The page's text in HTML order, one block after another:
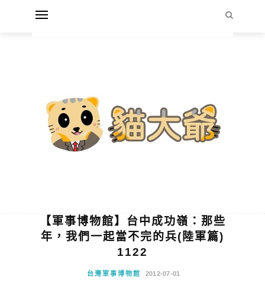
【軍事博物館】台中成功嶺：那些
年，我們一起當不完的兵(陸軍篇)
1122
台灣軍事博物館 2012-07-01